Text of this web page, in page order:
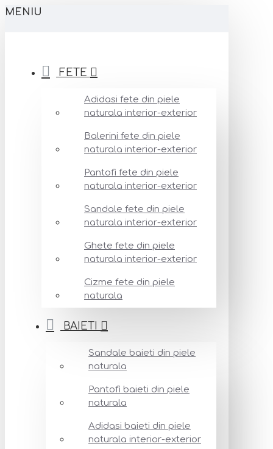
MENIU
FETE
Adidasi fete din piele
naturala interior-exterior
Balerini fete din piele
naturala interior-exterior
Pantofi fete din piele
naturala interior-exterior
Sandale fete din piele
naturala interior-exterior
Ghete fete din piele
naturala interior-exterior
Cizme fete din piele
naturala
BAIETI
Sandale baieti din piele
naturala
Pantofi baieti din piele
naturala
Adidasi baieti din piele
naturala interior-exterior